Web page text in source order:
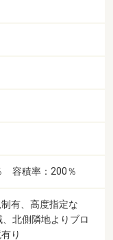
容積率：200％
有、高度指定な
北側隣地よりブロ
り